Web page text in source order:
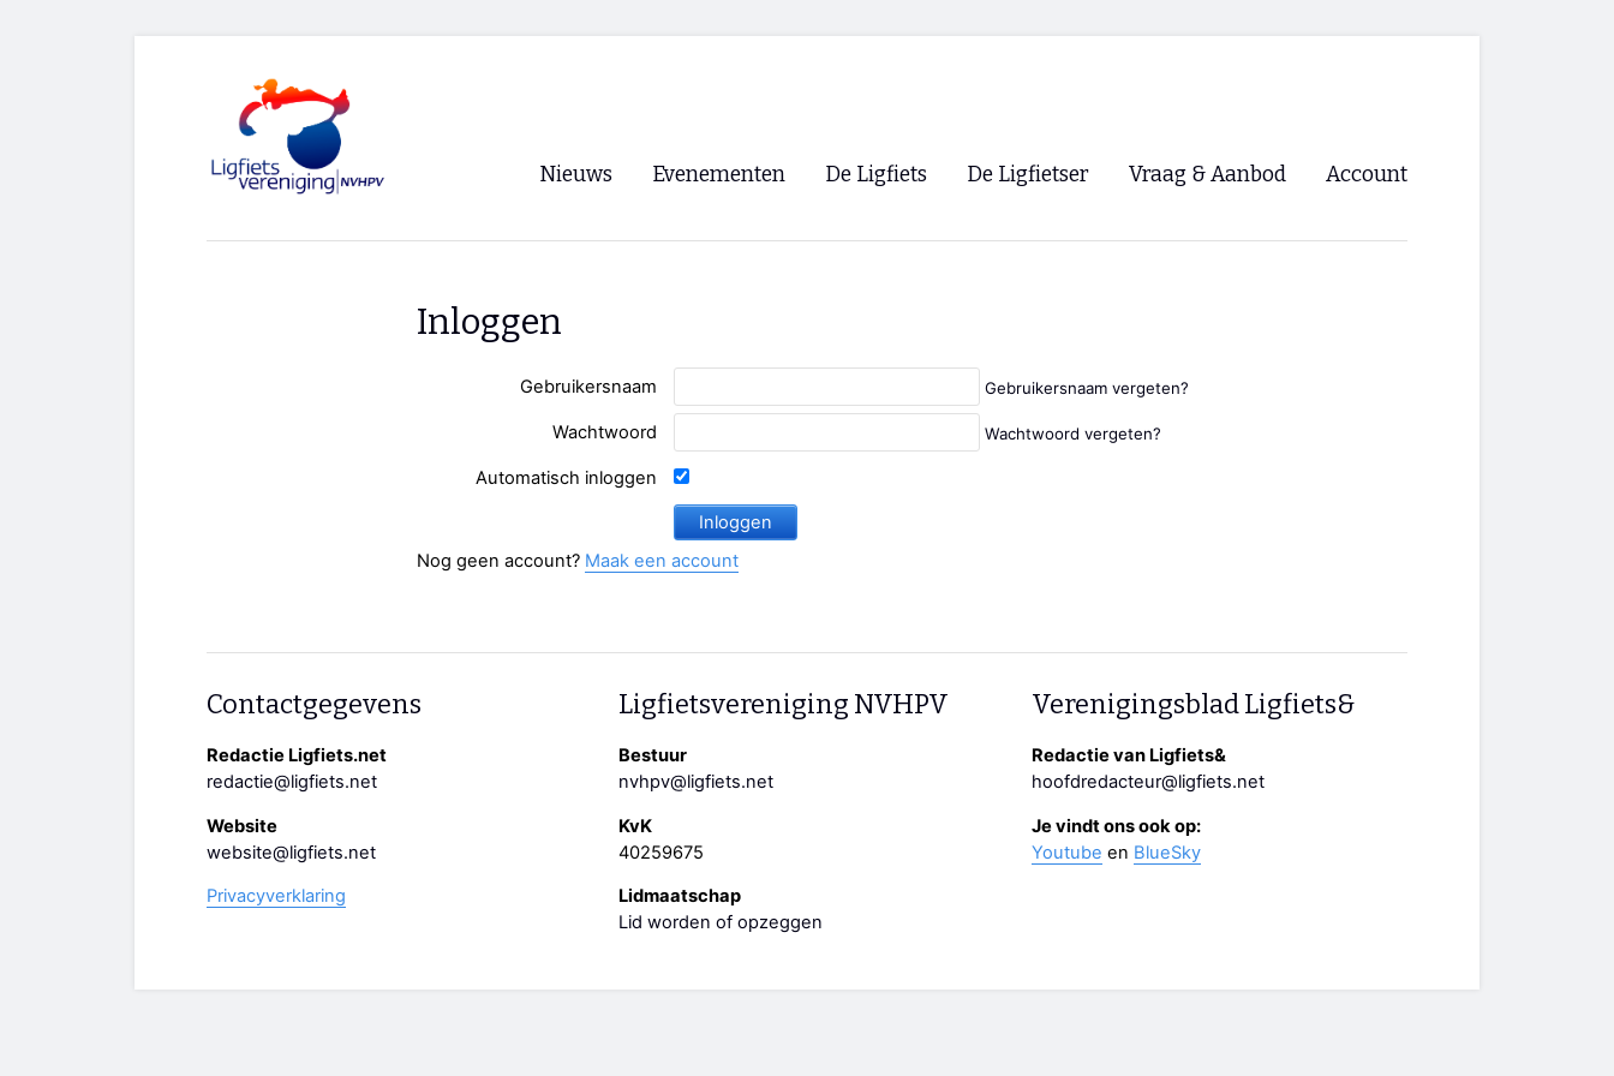
Nieuws Evenementen
Paastreffen
Oliebollentocht
De Ligfiets De Ligfietser
Lokale Fietsverenigingen
Vraag & Aanbod Account
Inloggen
Gebruikersnaam Gebruikersnaam vergeten?
Wachtwoord Wachtwoord vergeten?
Automatisch inloggen
Nog geen account? Maak een account
Contactgegevens
Redactie Ligfiets.net
redactie@ligfiets.net
Website
website@ligfiets.net
Privacyverklaring
Ligfietsvereniging NVHPV
Bestuur
nvhpv@ligfiets.net
KvK
40259675
Lidmaatschap
Lid worden of opzeggen
Verenigingsblad Ligfiets&
Redactie van Ligfiets&
hoofdredacteur@ligfiets.net
Je vindt ons ook op:
Youtube en BlueSky